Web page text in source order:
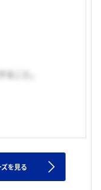
こと。
を見る